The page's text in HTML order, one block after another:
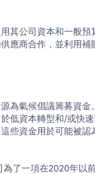
其公司資本和一般預
應商合作，並利用補
為氣候倡議籌募資金
低資本轉型和/或快
些資金用於可能被認
了一項在2020年以